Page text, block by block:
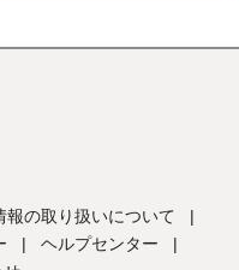
報の取り扱いについて
|
| ヘルプセンター
|